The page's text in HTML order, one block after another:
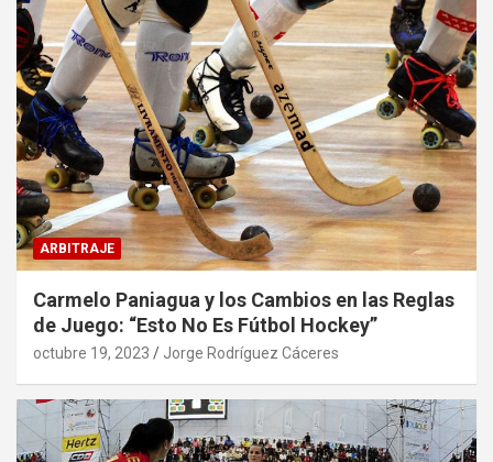
ARBITRAJE
Carmelo Paniagua y los Cambios en las Reglas
de Juego: “Esto No Es Fútbol Hockey”
octubre 19, 2023 Jorge Rodríguez Cáceres